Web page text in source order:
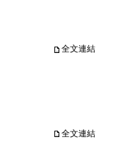
全文連結
全文連結